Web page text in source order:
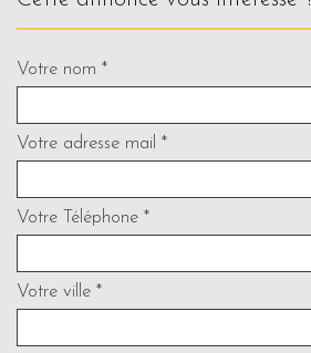
Votre nom *
Votre adresse mail *
Votre Téléphone *
Votre ville *